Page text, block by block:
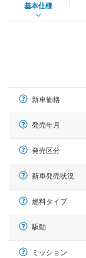
基本仕様
新車価格
発売年月
発売区分
新車発売状況
燃料タイプ
駆動
ミッション